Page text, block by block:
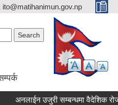
अनलाईन उजुरी सम्बन्धमा वैदेशिक